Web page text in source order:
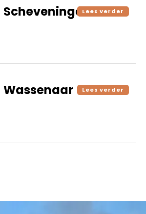
ScheveningenLees verder
Wassenaar Lees verder